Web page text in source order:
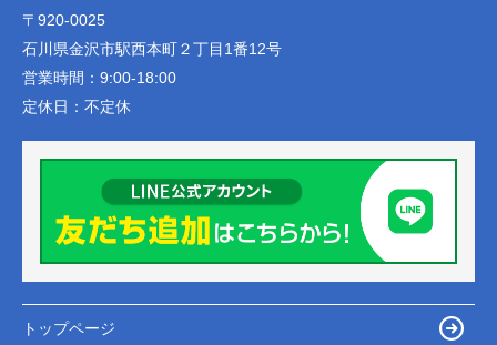
〒920-0025
石川県金沢市駅西本町２丁目1番12号
営業時間： 9:00-18:00
定休日： 不定休
トップページ